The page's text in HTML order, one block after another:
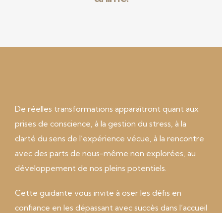
De réelles transformations apparaîtront quant aux
prises de conscience, à la gestion du stress, à la
clarté du sens de l’expérience vécue, à la rencontre
avec des parts de nous-même non explorées, au
développement de nos pleins potentiels.
Cette guidante vous invite à oser les défis en
confiance en les dépassant avec succès dans l’accueil